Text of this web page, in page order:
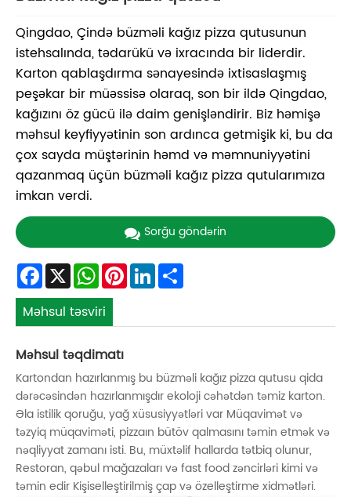
Qingdao, Çində büzməli kağız pizza qutusunun
istehsalında, tədarükü və ixracında bir liderdir.
Karton qablaşdırma sənayesində ixtisaslaşmış
peşəkar bir müəssisə olaraq, son bir ildə Qingdao,
kağızını öz gücü ilə daim genişləndirir. Biz həmişə
məhsul keyfiyyətinin son ardınca getmişik ki, bu da
çox sayda müştərinin həmd və məmnuniyyətini
qazanmaq üçün büzməli kağız pizza qutularımıza
imkan verdi.
Sorğu göndərin
Facebook
X WhatsApp
Pinterest
LinkedIn
Məhsul təsviri
Məhsul təqdimatı
Kartondan hazırlanmış bu büzməli kağız pizza qutusu qida
dərəcəsindən hazırlanmışdır ekoloji cəhətdən təmiz karton.
Əla istilik qoruğu, yağ xüsusiyyətləri var Müqavimət və
təzyiq müqaviməti, pizzaın bütöv qalmasını təmin etmək və
nəqliyyat zamanı isti. Bu, müxtəlif hallarda tətbiq olunur,
Restoran, qəbul mağazaları və fast food zəncirləri kimi və
təmin edir Kişiselleştirilmiş çap və özelleştirme xidmətləri.